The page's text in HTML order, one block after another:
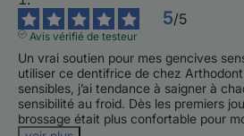
5/5
Avis vérifié de testeur
Un vrai soutien pour mes gencives
utiliser ce dentifrice de chez
sensibles, j’ai tendance à saigner à
sensibilité au froid. Dès les premiers
brossage était plus confortable pour